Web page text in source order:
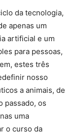
da tecnologia,
apenas um
artificial e um
para pessoas,
estes três
nosso
a animais, de
passado, os
uma
o curso da